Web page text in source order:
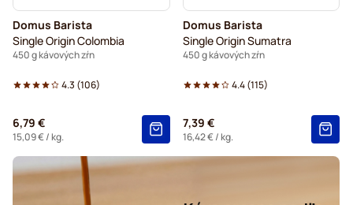
Domus Barista
Single Origin Colombia
450 g kávových zŕn
4.3 (106)
6,79 €
15,09 €/ kg.
Domus Barista
Single Origin Sumatra
450 g kávových zŕn
4.4(115)
7,39 €
16,42 €/ kg.